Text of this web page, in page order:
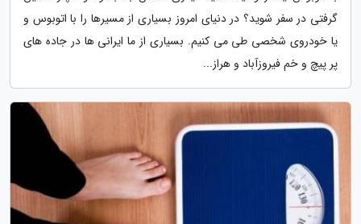
گرفتی در سفر شوید؟ در دنیای امروز بسیاری از مسیرها را با اتوبوس و
یا خودروی شخصی طی می کنیم. بسیاری از ما ایرانی ها در جاده های
پر پیچ و خم فیروزآباد و هراز...